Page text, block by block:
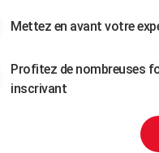
Mettez en avant votre
Profitez de nombreuses
inscrivant